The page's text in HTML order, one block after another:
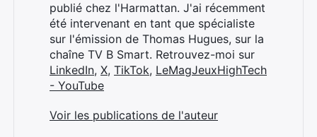
publié chez l'Harmattan. J'ai récemment
été intervenant en tant que spécialiste
sur l'émission de Thomas Hugues, sur la
chaîne TV B Smart. Retrouvez-moi sur
LinkedIn, X, TikTok, LeMagJeuxHighTech
- YouTube
Voir les publications de l'auteur